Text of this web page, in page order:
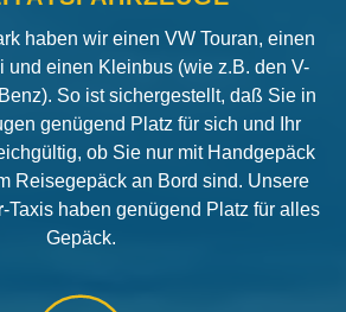
haben wir einen VW Touran, einen
und einen Kleinbus (wie z.B. den V-
So ist sichergestellt, daß Sie in
genügend Platz für sich und Ihr
ob Sie nur mit Handgepäck
Reisegepäck an Bord sind. Unsere
-Taxis haben genügend Platz für alles
Gepäck.